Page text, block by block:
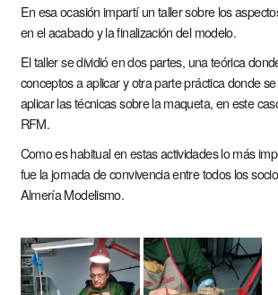
En esa ocasión impartí un taller sobre los
en el acabado y la finalización del modelo.
El taller se dividió en dos partes, una teórica
conceptos a aplicar y otra parte práctica donde
aplicar las técnicas sobre la maqueta, en este
RFM.
Como es habitual en estas actividades lo más
fue la jornada de convivencia entre todos los
Almería Modelismo.